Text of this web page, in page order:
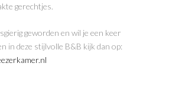
gerechtjes.
geworden en wil je een keer
in deze stijlvolle B&B kijk dan op: